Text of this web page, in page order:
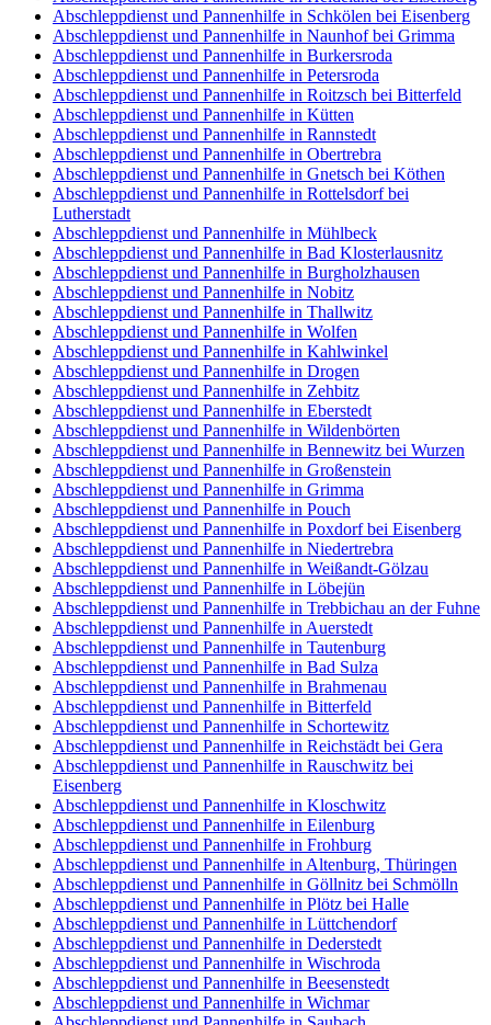
Abschleppdienst und Pannenhilfe in Schkölen bei Eisenberg
Abschleppdienst und Pannenhilfe in Naunhof bei Grimma
Abschleppdienst und Pannenhilfe in Burkersroda
Abschleppdienst und Pannenhilfe in Petersroda
Abschleppdienst und Pannenhilfe in Roitzsch bei Bitterfeld
Abschleppdienst und Pannenhilfe in Kütten
Abschleppdienst und Pannenhilfe in Rannstedt
Abschleppdienst und Pannenhilfe in Obertrebra
Abschleppdienst und Pannenhilfe in Gnetsch bei Köthen
Abschleppdienst und Pannenhilfe in Rottelsdorf bei
Lutherstadt
Abschleppdienst und Pannenhilfe in Mühlbeck
Abschleppdienst und Pannenhilfe in Bad Klosterlausnitz
Abschleppdienst und Pannenhilfe in Burgholzhausen
Abschleppdienst und Pannenhilfe in Nobitz
Abschleppdienst und Pannenhilfe in Thallwitz
Abschleppdienst und Pannenhilfe in Wolfen
Abschleppdienst und Pannenhilfe in Kahlwinkel
Abschleppdienst und Pannenhilfe in Drogen
Abschleppdienst und Pannenhilfe in Zehbitz
Abschleppdienst und Pannenhilfe in Eberstedt
Abschleppdienst und Pannenhilfe in Wildenbörten
Abschleppdienst und Pannenhilfe in Bennewitz bei Wurzen
Abschleppdienst und Pannenhilfe in Großenstein
Abschleppdienst und Pannenhilfe in Grimma
Abschleppdienst und Pannenhilfe in Pouch
Abschleppdienst und Pannenhilfe in Poxdorf bei Eisenberg
Abschleppdienst und Pannenhilfe in Niedertrebra
Abschleppdienst und Pannenhilfe in Weißandt-Gölzau
Abschleppdienst und Pannenhilfe in Löbejün
Abschleppdienst und Pannenhilfe in Trebbichau an der Fuhne
Abschleppdienst und Pannenhilfe in Auerstedt
Abschleppdienst und Pannenhilfe in Tautenburg
Abschleppdienst und Pannenhilfe in Bad Sulza
Abschleppdienst und Pannenhilfe in Brahmenau
Abschleppdienst und Pannenhilfe in Bitterfeld
Abschleppdienst und Pannenhilfe in Schortewitz
Abschleppdienst und Pannenhilfe in Reichstädt bei Gera
Abschleppdienst und Pannenhilfe in Rauschwitz bei
Eisenberg
Abschleppdienst und Pannenhilfe in Kloschwitz
Abschleppdienst und Pannenhilfe in Eilenburg
Abschleppdienst und Pannenhilfe in Frohburg
Abschleppdienst und Pannenhilfe in Altenburg, Thüringen
Abschleppdienst und Pannenhilfe in Göllnitz bei Schmölln
Abschleppdienst und Pannenhilfe in Plötz bei Halle
Abschleppdienst und Pannenhilfe in Lüttchendorf
Abschleppdienst und Pannenhilfe in Dederstedt
Abschleppdienst und Pannenhilfe in Wischroda
Abschleppdienst und Pannenhilfe in Beesenstedt
Abschleppdienst und Pannenhilfe in Wichmar